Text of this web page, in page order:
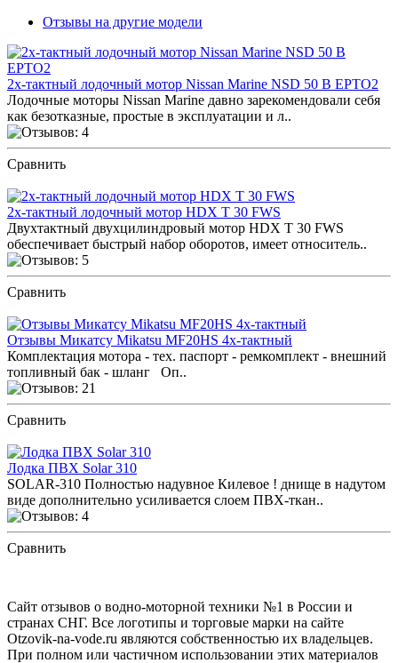
Отзывы на другие модели
2х-тактный лодочный мотор Nissan Marine NSD 50 B EPTO2
Лодочные моторы Nissan Marine давно зарекомендовали себя
как безотказные, простые в эксплуатации и л..
Сравнить
2х-тактный лодочный мотор HDX T 30 FWS
Двухтактный двухцилиндровый мотор HDX T 30 FWS
обеспечивает быстрый набор оборотов, имеет относитель..
Сравнить
Отзывы Микатсу Mikatsu MF20HS 4х-тактный
Комплектация мотора - тех. паспорт - ремкомплект - внешний
топливный бак - шланг Оп..
Сравнить
Лодка ПВХ Solar 310
SOLAR-310 Полностью надувное Килевое ! днище в надутом
виде дополнительно усиливается слоем ПВХ-ткан..
Сравнить
Сайт отзывов о водно-моторной техники №1 в России и
странах СНГ. Все логотипы и торговые марки на сайте
Otzovik-na-vode.ru являются собственностью их владельцев.
При полном или частичном использовании этих материалов